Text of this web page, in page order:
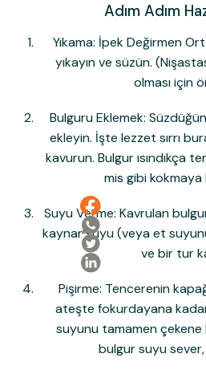
Adım Adım
Yıkama: İpek Değirmen
yıkayın ve süzün.
olması için
Bulguru Eklemek:
ekleyin. İşte lezzet sırrı
kavurun. Bulgur ısındıkça
mis gibi kokmaya
Suyu Verme: Kavrulan
kaynar suyu (veya et
ve bir tur
Pişirme: Tencerenin
ateşte fokurdayana
suyunu tamamen
bulgur suyu